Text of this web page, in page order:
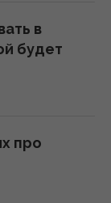
–
в
будет
про